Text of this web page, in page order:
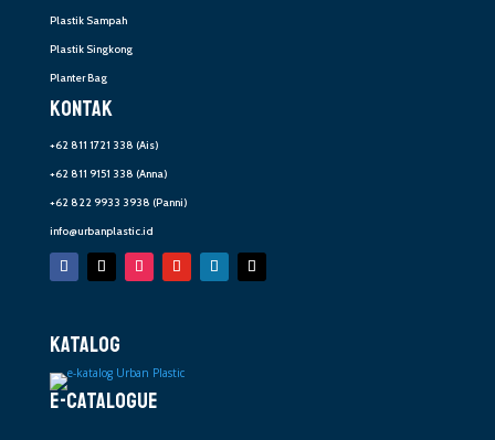
Plastik Sampah
Plastik Singkong
Planter Bag
KONTAK
+62 811 1721 338 (Ais)
+62 811 9151 338 (Anna)
+62 822 9933 3938 (Panni)
info@urbanplastic.id
KATALOG
E-CATALOGUE